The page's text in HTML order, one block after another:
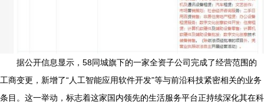
据公开信息显示，58同城旗下的一家全资子公司完成了经营范围的
工商变更，新增了“人工智能应用软件开发”等与前沿科技紧密相关的业务
条目。这一举动，标志着这家国内领先的生活服务平台正持续深化其在科